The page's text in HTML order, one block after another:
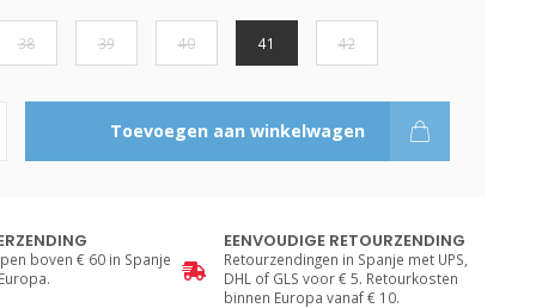
38 39 40 41 42
Toevoegen aan winkelwagen
boven € 60 in Spanje
EENVOUDIGE RETOURZENDING
Retourzendingen in Spanje met UPS,
DHL of GLS voor € 5. Retourkosten
binnen Europa vanaf € 10.